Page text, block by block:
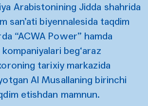
Arabistonining Jidda shahrida
san’ati biyennalesida taqdim
“ACWA Power” hamda
beg‘araz
tarixiy markazida
Al Musallaning birinchi
etishdan mamnun.